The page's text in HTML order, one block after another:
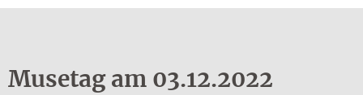
Musetag am 03.12.2022